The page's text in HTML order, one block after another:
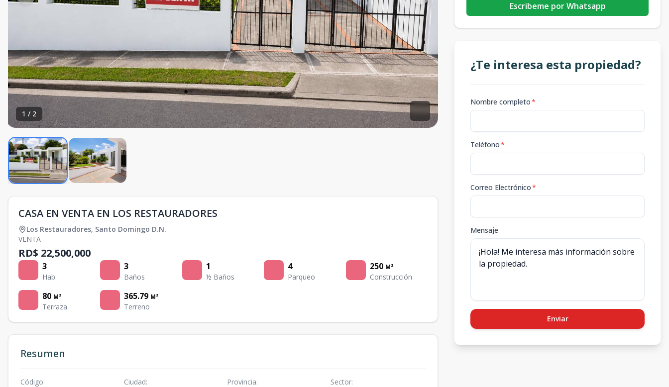
1 / 2
CASA EN VENTA EN LOS RESTAURADORES
Los Restauradores, Santo Domingo D.N.
VENTA
RD$ 22,500,000
3
Hab.
3
Baños
1
½ Baños
4
Parqueo
250 M²
Construcción
80 M²
Terraza
365.79 M²
Terreno
Resumen
Código: Ciudad: Provincia: Sector:
Escribeme por Whatsapp
¿Te interesa esta propiedad?
Nombre completo*
Teléfono*
Correo Electrónico*
Mensaje
Enviar